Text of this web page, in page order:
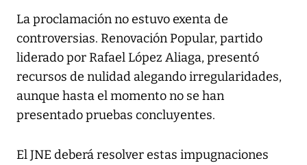
La proclamación no estuvo exenta de
controversias. Renovación Popular, partido
liderado por Rafael López Aliaga, presentó
recursos de nulidad alegando irregularidades,
aunque hasta el momento no se han
presentado pruebas concluyentes.
El JNE deberá resolver estas impugnaciones